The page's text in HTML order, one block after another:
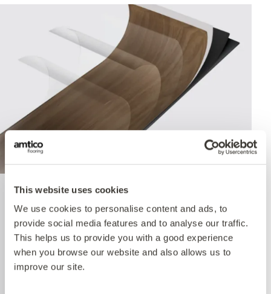
This website uses cookies
We use cookies to personalise content and ads, to
provide social media features and to analyse our traffic.
This helps us to provide you with a good experience
when you browse our website and also allows us to
improve our site.
Quantum Guard Elite
Antimicrobial
The crowning feature of our Multiple Performance